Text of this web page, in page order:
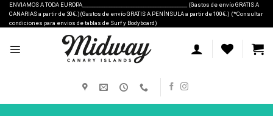
Skip
content
ENVIAMOS A TODA EUROPA___________________________________________ (Gastos de envío GRATIS A
CANARIAS a partir de 30€.)(Gastos de envío GRATIS A PENÍNSULA a partir de 100€.) (*Consultar
condiciones para envios de tablas de Surf y Bodyboard)